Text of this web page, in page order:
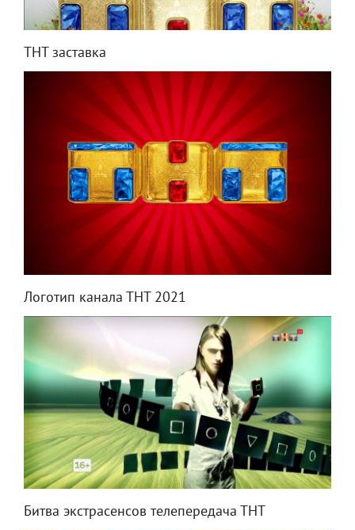
ТНТ заставка
Логотип канала ТНТ 2021
Битва экстрасенсов телепередача ТНТ